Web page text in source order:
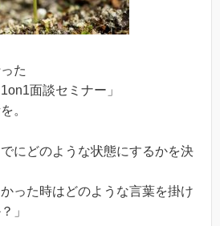
た
面談セミナー」
。
でにどのような状態にするかを決
った時はどのような言葉を掛け
」